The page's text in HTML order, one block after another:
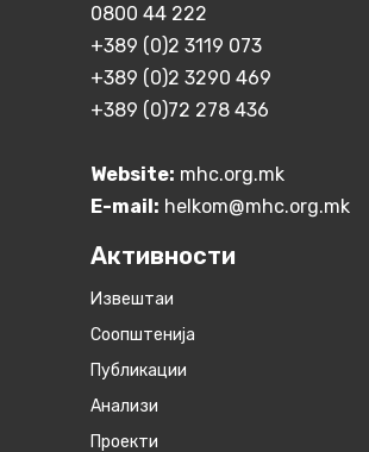
0800 44 222
+389 (0)2 3119 073
+389 (0)2 3290 469
+389 (0)72 278 436
Website: mhc.org.mk
E-mail: helkom@mhc.org.mk
Активности
Извештаи
Соопштенија
Публикации
Анализи
Проекти